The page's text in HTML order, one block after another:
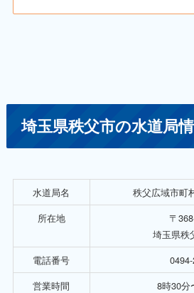
埼玉県秩父市の水道局
水道局名
秩父広域市町
所在地
〒
埼玉県秩
電話番号
営業時間
8時30分